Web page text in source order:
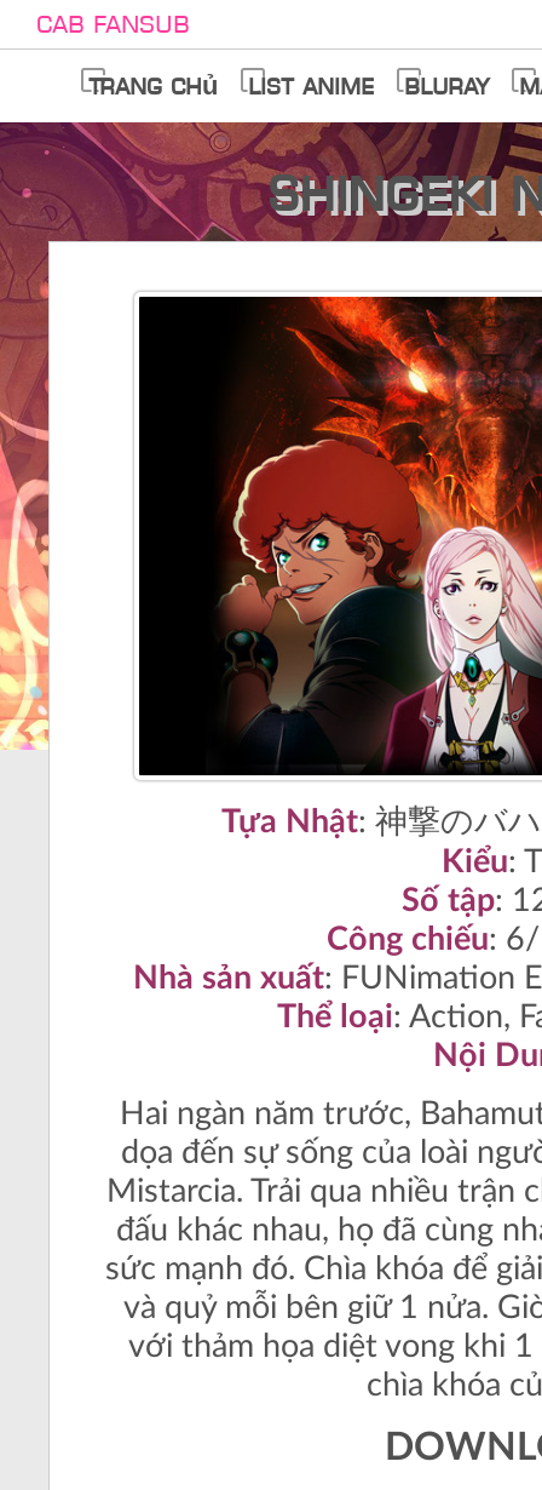
Cab Fansub
Trang chủ List anime Bluray
Shingeki
Tựa Nhật: 神撃のバ
Kiểu:
Số tập:
Công chiếu:
Nhà sản xuất: FUNimation
Thể loại: Action,
Nội
Hai ngàn năm trước,
dọa đến sự sống của loài
Mistarcia. Trải qua nhiều trận
đấu khác nhau, họ đã cùng
sức mạnh đó. Chìa khóa để
và quỷ mỗi bên giữ 1 nửa.
với thảm họa diệt vong khi
chìa khóa